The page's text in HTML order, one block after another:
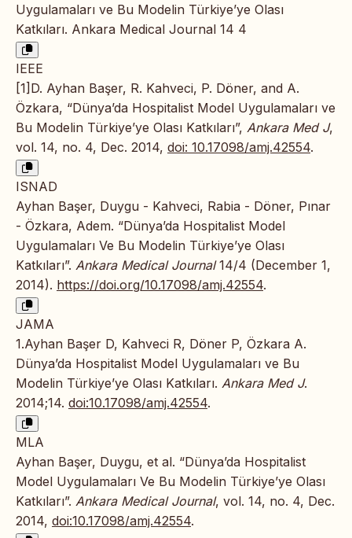
Uygulamaları ve Bu Modelin Türkiye’ye Olası
Katkıları. Ankara Medical Journal 14 4
IEEE
[1]D. Ayhan Başer, R. Kahveci, P. Döner, and A.
Özkara, “Dünya’da Hospitalist Model Uygulamaları ve
Bu Modelin Türkiye’ye Olası Katkıları”, Ankara Med J,
vol. 14, no. 4, Dec. 2014, doi: 10.17098/amj.42554.
ISNAD
Ayhan Başer, Duygu - Kahveci, Rabia - Döner, Pınar
- Özkara, Adem. “Dünya’da Hospitalist Model
Uygulamaları Ve Bu Modelin Türkiye’ye Olası
Katkıları”. Ankara Medical Journal14/4 (December 1,
2014). https://doi.org/10.17098/amj.42554.
JAMA
1.Ayhan Başer D, Kahveci R, Döner P, Özkara A.
Dünya’da Hospitalist Model Uygulamaları ve Bu
Modelin Türkiye’ye Olası Katkıları. Ankara Med J.
2014;14. doi:10.17098/amj.42554.
MLA
Ayhan Başer, Duygu, et al. “Dünya’da Hospitalist
Model Uygulamaları Ve Bu Modelin Türkiye’ye Olası
Katkıları”. Ankara Medical Journal, vol. 14, no. 4, Dec.
2014, doi:10.17098/amj.42554.